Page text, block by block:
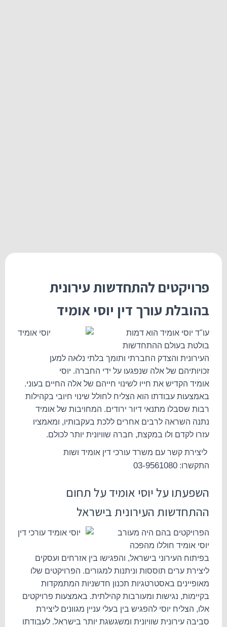
פרויקטים להתחדשות עירונית
בהובלת עורך דין יוסי אומיד
עו"ד יוסי אומיד הוא דמות
בולטת בעולם ההתחדשות
העירונית והצדק החברתי ותומך בלתי נלאה למען
זכויותיהם של אלה שנפגעו על ידי החברה. יוסי
אומיד הקדיש את חייו לשינוי חייהם של אלה החיים בעוני.
באמצעות עבודתו הוא הצליח לחולל שינוי חיובי בקהילות
רבות שסבלו מתנאי דיור ירודים. המחויבות של אומיד
נתנה השראה לרבים אחרים ללכת בעקבותיו, ומאמציו
עזרו לקדם ולו במקצת, חברה שוויונית יותר לכולם.
ליצירת קשר עם משרד עורכי דין אומיד ושות
התקשרו: 03-9561080
השפעתו על יוסי אומיד על תחום
ההתחדשות העירונית בישראל
הפרויקטים בהם היה מעורב
יוסי אומיד חוללו מהפכה
בפיתוח העירוני בישראל, והפגישו בין אזרחים ועסקים
ליצירת ערים תוססות וניתנות למגורים. הפרויקטים שלו
מאופיינים באסטרטגיות תכנון חדשניות המתמקדות
בקיימות, נגישות ומעורבות קהילתית. באמצעות פרויקטים
אלו, הצליח יוסי להפגיש בין בעלי עניין מגוונים ליצירת
סביבה עירונית שוויונית ומשגשגת יותר בישראל. לעבודתו